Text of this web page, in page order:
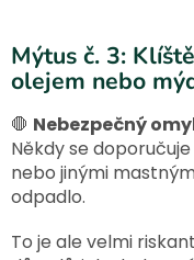
Mýtus č. 3:
olejem nebo
🛑 Nebezpečný
Někdy se
nebo jinými
odpadlo.
To je ale velmi